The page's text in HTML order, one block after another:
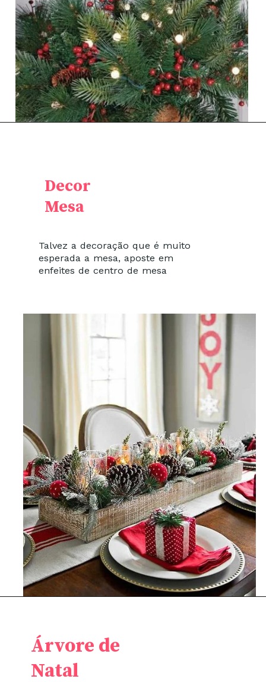
Talvez a decoração que é muito
esperada a mesa, aposte em
enfeites de centro de mesa
Decor
Mesa
Árvore de
Natal